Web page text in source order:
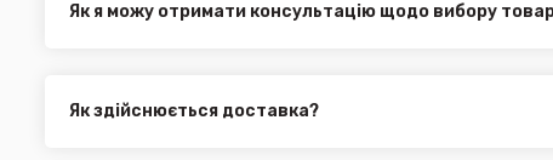
Як я можу отримати консультацію щодо вибору
Як здійснюється доставка?